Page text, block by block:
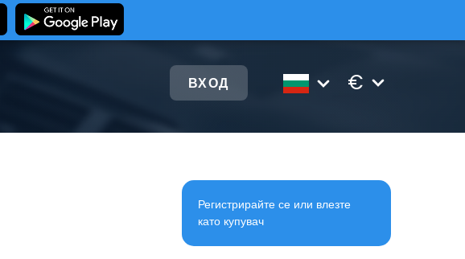
ВХОД €
Регистрирайте се или влезте
като купувач